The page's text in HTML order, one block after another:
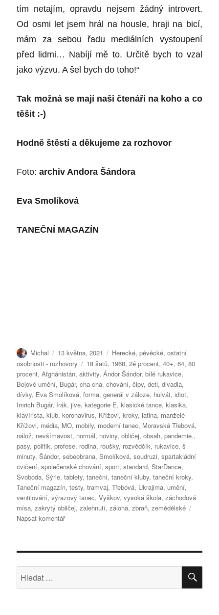
tím netajím, opravdu nejsem žádný introvert.
Od osmi let jsem hrál na housle, hraji na bicí,
mám za sebou řadu mediálních vystoupení
před lidmi… Nabíjí mě to. Určitě bych to vzal
jako výzvu. A šel bych do toho!“
Tak možná se mají naši čtenáři na kohoa co
těšit :-)
Hodně štěstí a děkujeme za rozhovor
Foto:archiv Andora Šándora
Eva Smolíková
TANEČNÍ MAGAZÍN
Autor:
Michal Publikováno:
13 května, 2021 Rubriky:
Herecké, pěvěcké, ostatní
osobnosti - rozhovory
Štítky:
18 šatů, 1968,2é procent,40+,64,80
procent,Afghánistán,aktivity,Ándor Šándor,bílé rukavice,
Bojové umění, Bugár,cha cha,chování,čipy,deti,divadla,
dívky, Eva Smolíková,forma,generál v záloze, hulvát,idiot,
Imrich Bugár, Irák,jive,kategorie E,klasické tance,klasika,
klavírista,klub,koronavirus, Křížovi,kroky, latina, manželé
Křížovi, média, MO, mobily, moderní tanec, Moravská Třebová,
nálož, nevšímavost, normál, noviny,obličej,obsah,pandemie.,
pasy,politik,profese, rodina, roušky, rozvědčík, rukavice,š
minuty,Šándor,sebeobrana,Smolíková,soudruzi,spartakiádní
cvičení,společenské chování,sport,standard,StarDance,
Svoboda,Sýrie,tablety,taneční,taneční kluby,taneční kroky,
Taneční magazín,testy,tramvaj,Třebová, Ukrajima, umění,
ventilování,výrazový tanec,Vyškov,vysoká škola,záchodová
mísa,zakrytý obličej,zalehnutí,záloha,zbraň,zemědělské
Napsat komentářpro
nejen
tanci
Hledat: